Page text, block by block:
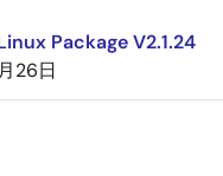
Package V2.1.24
26日